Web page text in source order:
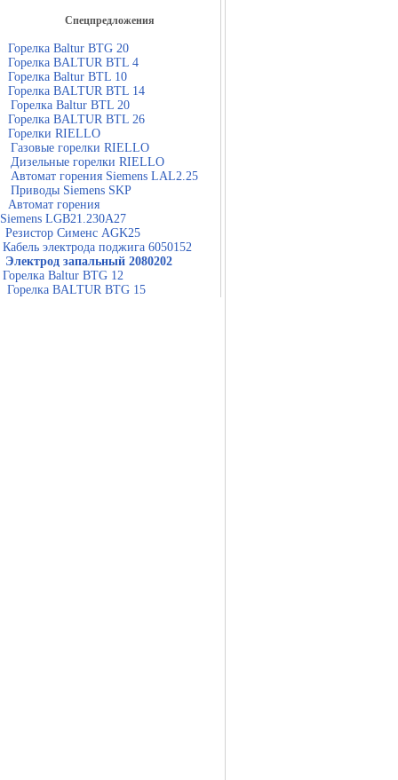
Спецпредложения
Горелка Baltur BTG 20
Горелка BALTUR BTL 4
Горелка Baltur BTL 10
Горелка BALTUR BTL 14
Горелка Baltur BTL 20
Горелка BALTUR BTL 26
Горелки RIELLO
Газовые горелки RIELLO
Дизельные горелки RIELLO
Автомат горения Siemens LAL2.25
Приводы Siemens SKP
Автомат горения
Siemens LGB21.230A27
Резистор Сименс AGK25
Кабель электрода поджига 6050152
Электрод запальный 2080202
Горелка Baltur BTG 12
Горелка BALTUR BTG 15